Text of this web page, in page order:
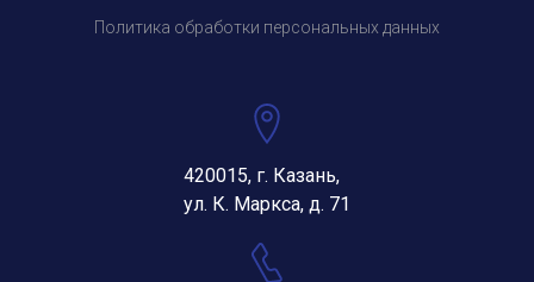
Политика обработки персональных данных
420015, г. Казань,
ул. К. Маркса, д. 71